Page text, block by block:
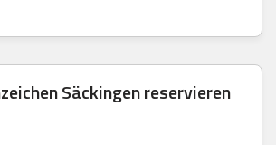
Säckingen reservieren